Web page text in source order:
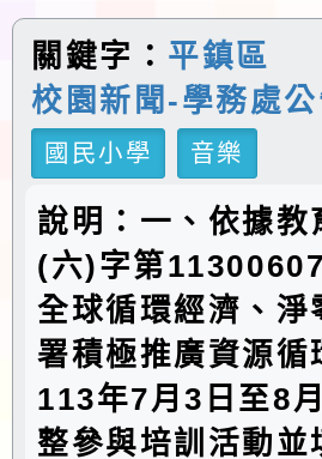
關鍵字： 平鎮區
校園新聞-學務處公
國民小學
音樂
說明：一、依據
(六)字第
全球循環經濟、
署積極推廣資源
113年7月3日至8
整參與培訓活動